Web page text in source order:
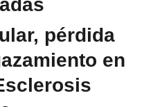
pérdida
en